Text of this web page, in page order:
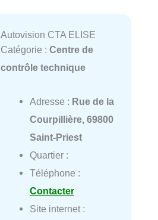
Autovision CTA ELISE
Catégorie : Centre de
contrôle technique
Adresse : Rue de la
Courpillière, 69800
Saint-Priest
Quartier :
Téléphone :
Contacter
Site internet :